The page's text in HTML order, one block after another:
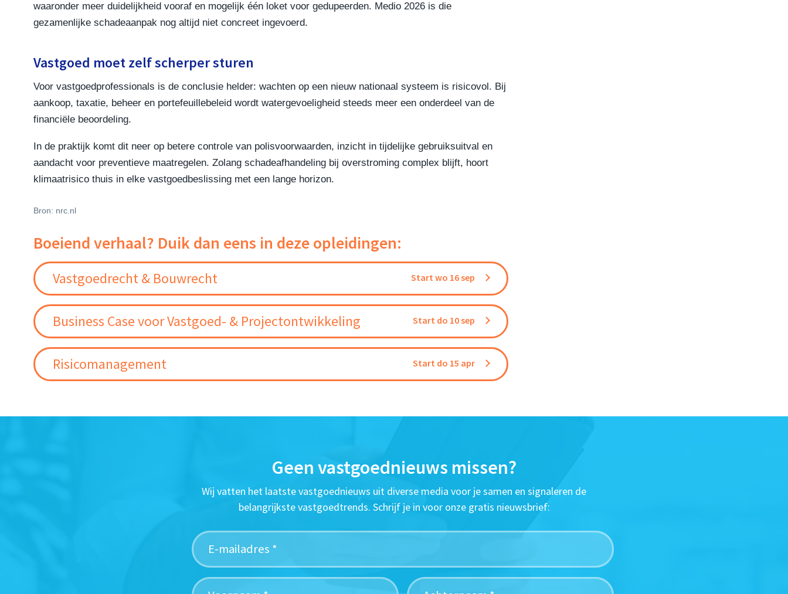
waaronder meer duidelijkheid vooraf en mogelijk één loket voor gedupeerden. Medio 2026 is die
gezamenlijke schadeaanpak nog altijd niet concreet ingevoerd.
Vastgoed moet zelf scherper sturen
Voor vastgoedprofessionals is de conclusie helder: wachten op een nieuw nationaal systeem is risicovol. Bij
aankoop, taxatie, beheer en portefeuillebeleid wordt watergevoeligheid steeds meer een onderdeel van de
financiële beoordeling.
In de praktijk komt dit neer op betere controle van polisvoorwaarden, inzicht in tijdelijke gebruiksuitval en
aandacht voor preventieve maatregelen. Zolang schadeafhandeling bij overstroming complex blijft, hoort
klimaatrisico thuis in elke vastgoedbeslissing met een lange horizon.
Bron: nrc.nl
Boeiend verhaal? Duik dan eens in deze opleidingen:
Vastgoedrecht & Bouwrecht Start wo 16 sep
Business Case voor Vastgoed- & Projectontwikkeling Start do 10 sep
Risicomanagement Start do 15 apr
Geen vastgoednieuws missen?
Wij vatten het laatste vastgoednieuws uit diverse media voor je samen en signaleren de
belangrijkste vastgoedtrends. Schrijf je in voor onze gratis nieuwsbrief: